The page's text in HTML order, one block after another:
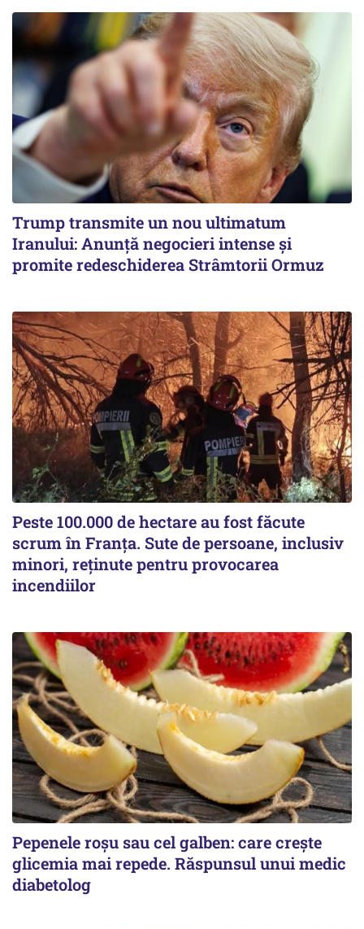
Trump transmite un nou ultimatum
Iranului: Anunță negocieri intense și
promite redeschiderea Strâmtorii Ormuz
Peste 100.000 de hectare au fost făcute
scrum în Franța. Sute de persoane, inclusiv
minori, reținute pentru provocarea
incendiilor
Pepenele roșu sau cel galben: care crește
glicemia mai repede. Răspunsul unui medic
diabetolog